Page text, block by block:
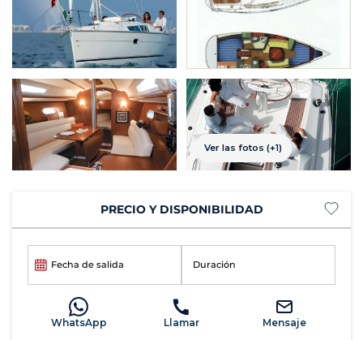
Ver las fotos (+1)
PRECIO Y DISPONIBILIDAD
Fecha de salida Duración
WhatsApp Llamar Mensaje